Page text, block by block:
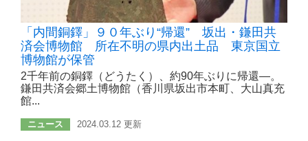
「内間銅鐸」９０年ぶり“帰還” 坂出・鎌田共
済会博物館 所在不明の県内出土品 東京国立
博物館が保管
2千年前の銅鐸（どうたく）、約90年ぶりに帰還―。
鎌田共済会郷土博物館（香川県坂出市本町、大山真充
館...
ニュース 2024.03.12 更新